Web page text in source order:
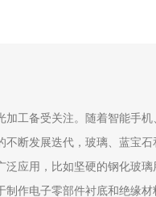
工备受关注。随着智能手
不断发展迭代，玻璃、蓝宝
应用，比如坚硬的钢化玻璃
制作电子零部件衬底和绝缘